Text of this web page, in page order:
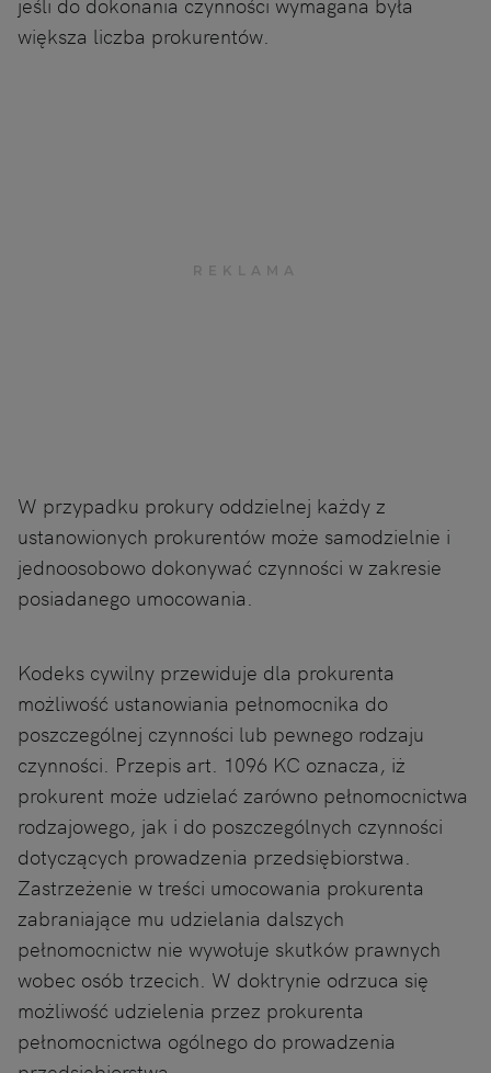
większa liczba prokurentów.
W przypadku prokury oddzielnej każdy z
ustanowionych prokurentów może samodzielnie i
jednoosobowo dokonywać czynności w zakresie
posiadanego umocowania.
Kodeks cywilny przewiduje dla prokurenta
możliwość ustanowiania pełnomocnika do
poszczególnej czynności lub pewnego rodzaju
czynności. Przepis art. 1096 KC oznacza, iż
prokurent może udzielać zarówno pełnomocnictwa
rodzajowego, jak i do poszczególnych czynności
dotyczących prowadzenia przedsiębiorstwa.
Zastrzeżenie w treści umocowania prokurenta
zabraniające mu udzielania dalszych
pełnomocnictw nie wywołuje skutków prawnych
wobec osób trzecich. W doktrynie odrzuca się
możliwość udzielenia przez prokurenta
pełnomocnictwa ogólnego do prowadzenia